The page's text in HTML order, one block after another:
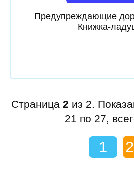
Предупреждающие
Книжка-
Страница 2 из 2.
21 по 27,
1 2